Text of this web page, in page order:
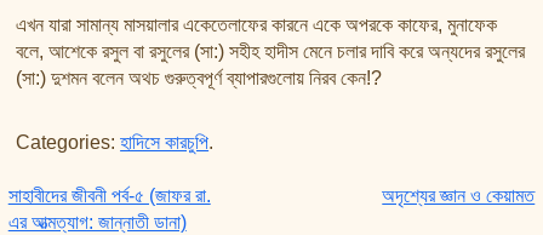
এখন যারা সামান্য মাসয়ালার একেতেলাফের কারনে একে অপরকে কাফের, মুনাফেক
বলে, আশেকে রসুল বা রসুলের (সা:) সহীহ হাদীস মেনে চলার দাবি করে অন্যদের রসুলের
(সা:) দুশমন বলেন অথচ গুরুত্বপূর্ণ ব্যাপারগুলোয় নিরব কেন!?
Categories: হাদিসে কারচুপি.
Post navigation
সাহাবীদের জীবনী পর্ব-৫ (জাফর রা.
এর আত্মত্যাগ: জান্নাতী ডানা)
অদৃশ্যের জ্ঞান ও কেয়ামত